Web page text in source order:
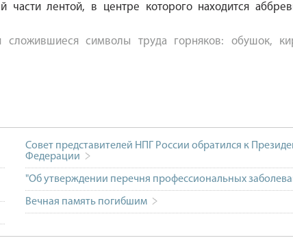
лентой, в центре которого находится
сложившиеся символы труда горняков: обушок,
Совет представителей НПГ России обратился к
Федерации
"Об утверждении перечня профессиональных
Вечная память погибшим